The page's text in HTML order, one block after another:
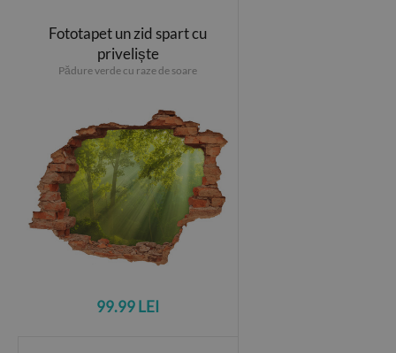
Fototapet un zid spart cu
priveliște
Pădure verde cu raze de soare
99.99 LEI